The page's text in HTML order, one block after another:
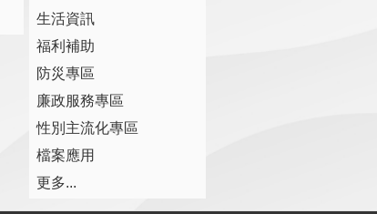
生活資訊
福利補助
防災專區
廉政服務專區
性別主流化專區
檔案應用
更多...